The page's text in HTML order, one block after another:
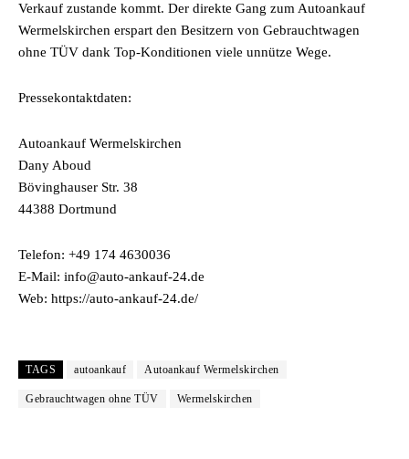
Verkauf zustande kommt. Der direkte Gang zum Autoankauf
Wermelskirchen erspart den Besitzern von Gebrauchtwagen
ohne TÜV dank Top-Konditionen viele unnütze Wege.
Pressekontaktdaten:
Autoankauf Wermelskirchen
Dany Aboud
Bövinghauser Str. 38
44388 Dortmund
Telefon: +49 174 4630036
E-Mail: info@auto-ankauf-24.de
Web: https://auto-ankauf-24.de/
TAGS autoankauf Autoankauf Wermelskirchen
Gebrauchtwagen ohne TÜV Wermelskirchen